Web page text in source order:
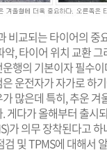
비교되는 타이어의 중
, 타이어 위치 교환
행의 기본이자 필수
운전자가 자가로 하
많은데 특히, 추운 겨
게다가 올해부터 출시
가 의무 장착된다고
검 및 TPMS에 대해서